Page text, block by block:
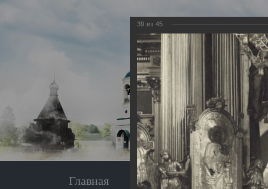
Главная Экскурсия
39 из 45